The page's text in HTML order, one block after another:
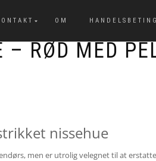
OM
– RØD MED
nissehue
men er utrolig velegnet til at